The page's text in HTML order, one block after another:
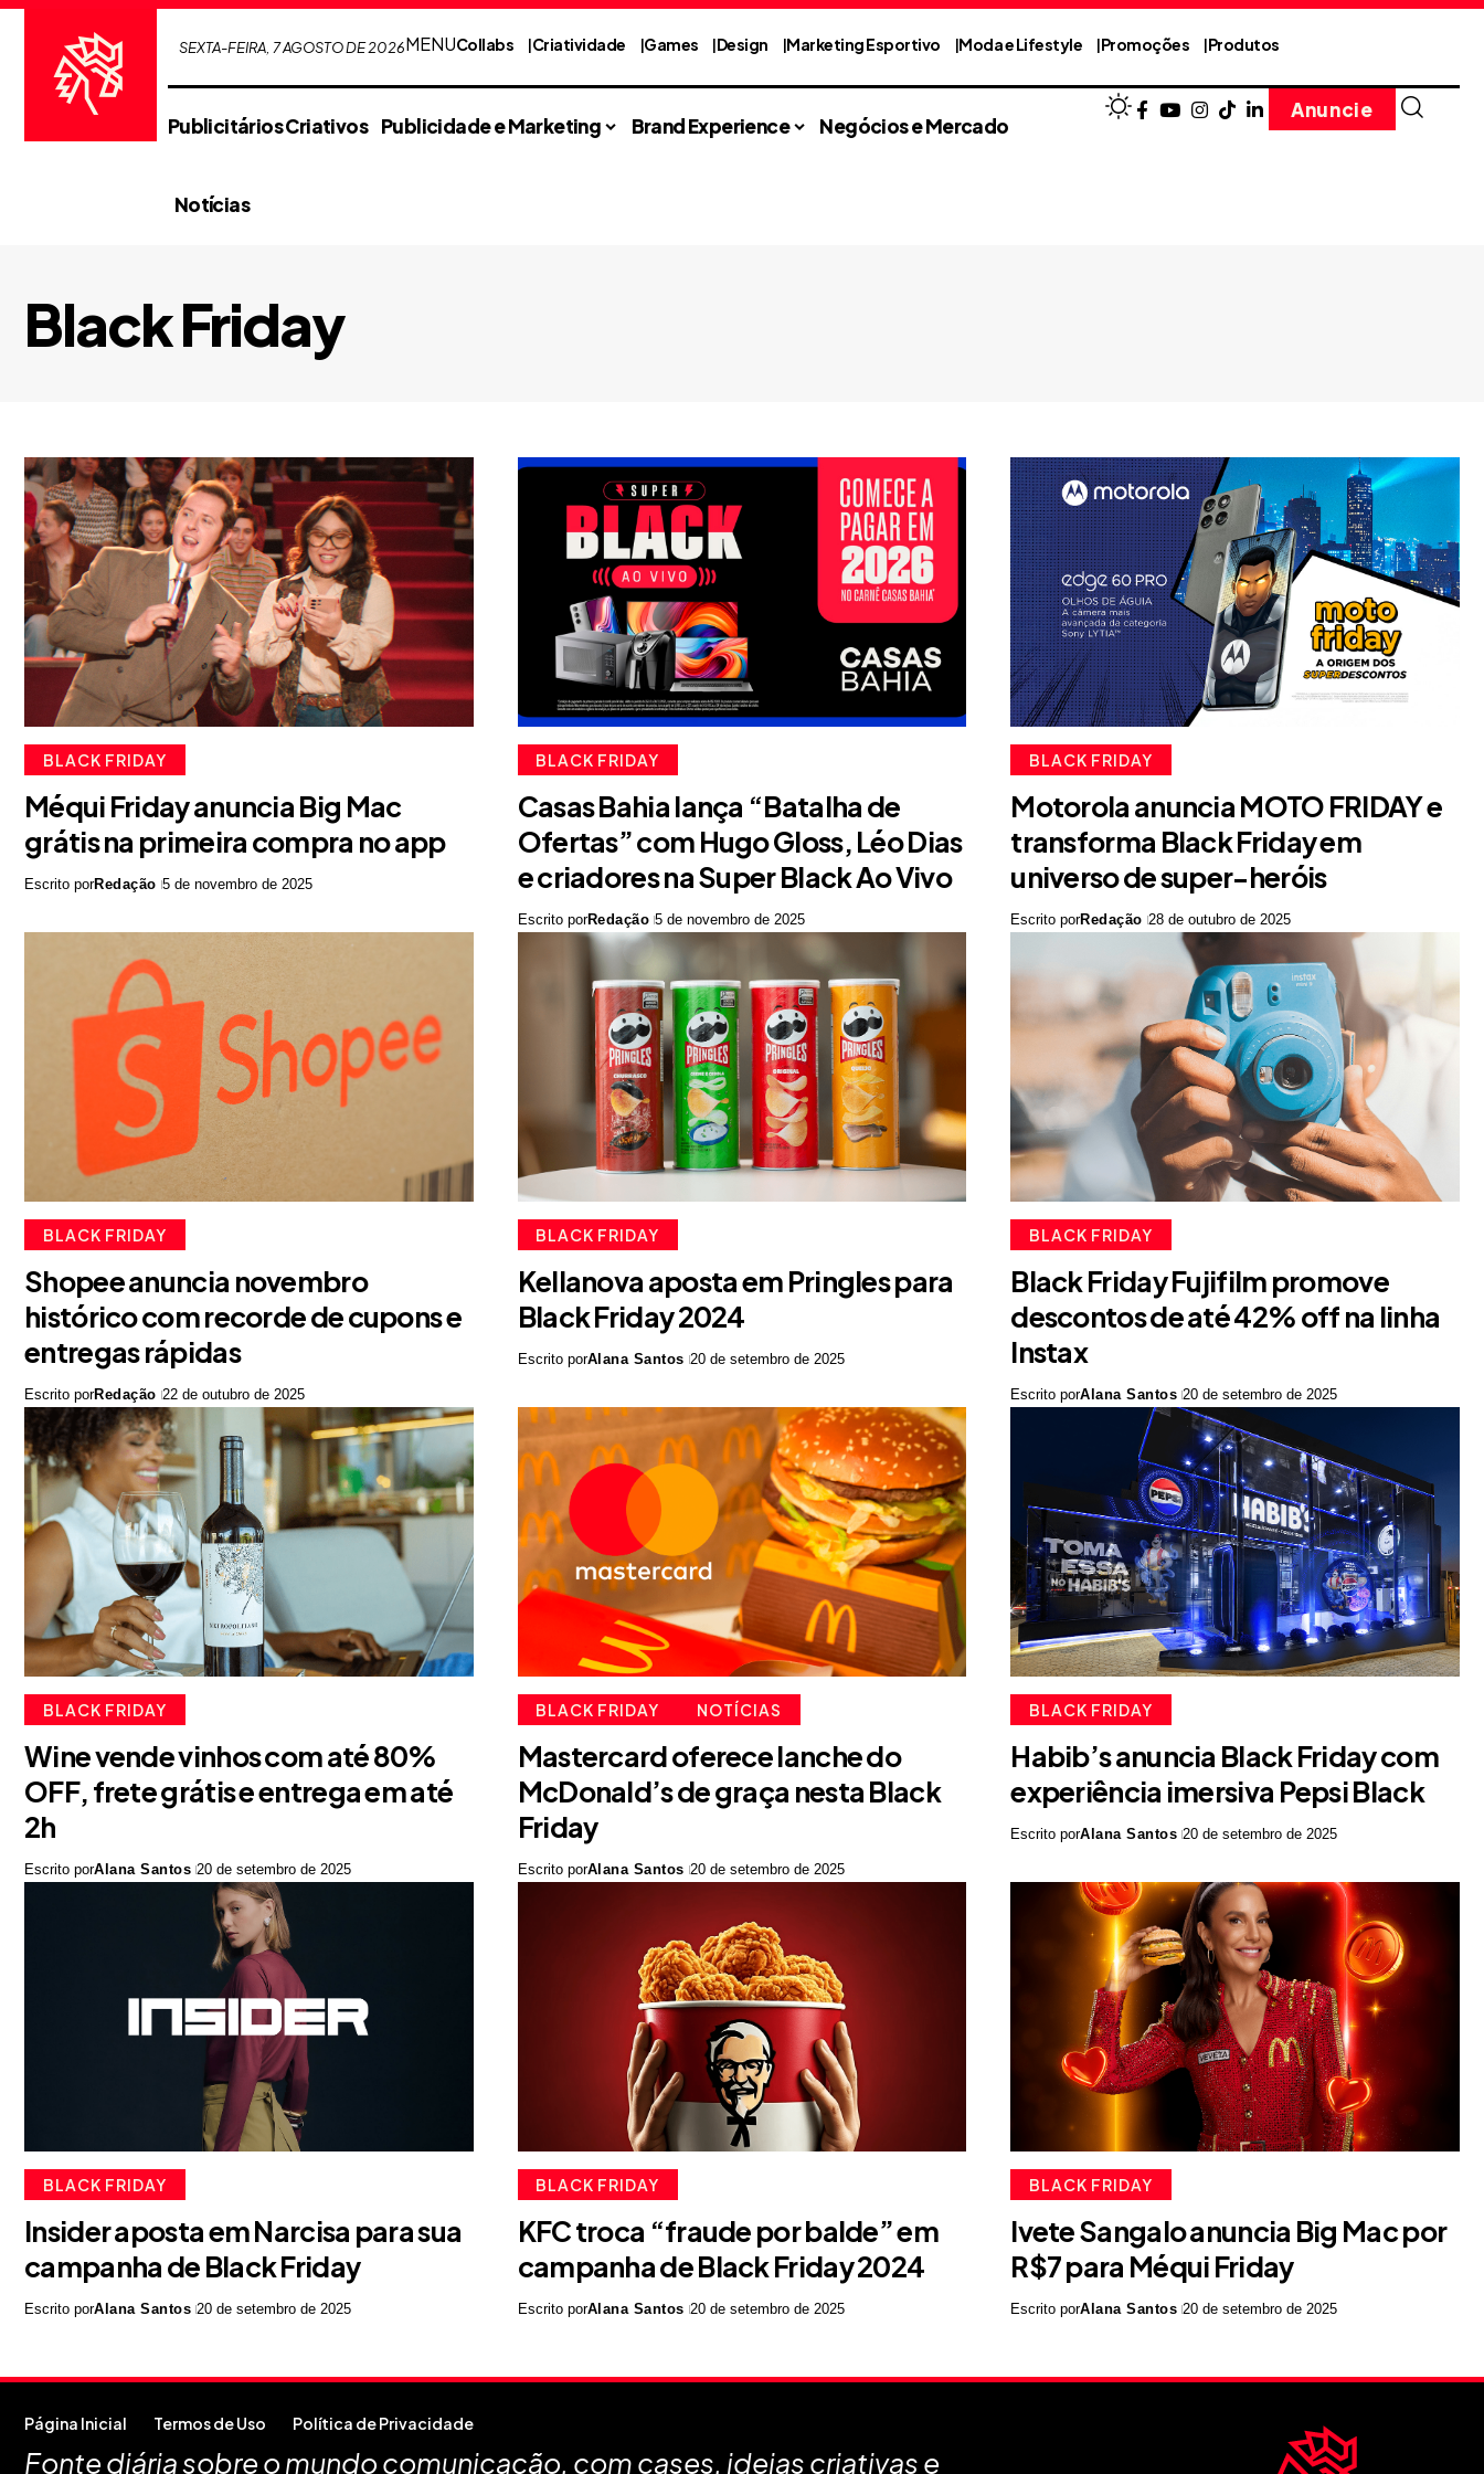
SEXTA-FEIRA, 7 AGOSTO DE 2026MENUCollabs Criatividade Games Design Marketing Esportivo Moda e Lifestyle Promoções Produtos
Publicitários Criativos Publicidade e Marketing Brand Experience Negócios e Mercado
Notícias
Anuncie
Black Friday
BLACK FRIDAY
Méqui Friday anuncia Big Mac
grátis na primeira compra no app
Escrito porRedação 5 de novembro de 2025
BLACK FRIDAY
Casas Bahia lança “Batalha de
Ofertas” com Hugo Gloss, Léo Dias
e criadores na Super Black Ao Vivo
Escrito porRedação 5 de novembro de 2025
BLACK FRIDAY
Motorola anuncia MOTO FRIDAY e
transforma Black Friday em
universo de super-heróis
Escrito porRedação 28 de outubro de 2025
BLACK FRIDAY
Shopee anuncia novembro
histórico com recorde de cupons e
entregas rápidas
Escrito porRedação 22 de outubro de 2025
BLACK FRIDAY
Kellanova aposta em Pringles para
Black Friday 2024
Escrito porAlana Santos 20 de setembro de 2025
BLACK FRIDAY
Black Friday Fujifilm promove
descontos de até 42% off na linha
Instax
Escrito porAlana Santos 20 de setembro de 2025
BLACK FRIDAY
Wine vende vinhos com até 80%
OFF, frete grátis e entrega em até
2h
Escrito porAlana Santos 20 de setembro de 2025
BLACK FRIDAY NOTÍCIAS
Mastercard oferece lanche do
McDonald’s de graça nesta Black
Friday
Escrito porAlana Santos 20 de setembro de 2025
BLACK FRIDAY
Habib’s anuncia Black Friday com
experiência imersiva Pepsi Black
Escrito porAlana Santos 20 de setembro de 2025
BLACK FRIDAY
Insider aposta em Narcisa para sua
campanha de Black Friday
Escrito porAlana Santos 20 de setembro de 2025
BLACK FRIDAY
KFC troca “fraude por balde” em
campanha de Black Friday 2024
Escrito porAlana Santos 20 de setembro de 2025
BLACK FRIDAY
Ivete Sangalo anuncia Big Mac por
R$7 para Méqui Friday
Escrito porAlana Santos 20 de setembro de 2025
Página Inicial Termos de Uso Política de Privacidade
Fonte diária sobre o mundo comunicação, com cases, ideias criativas e